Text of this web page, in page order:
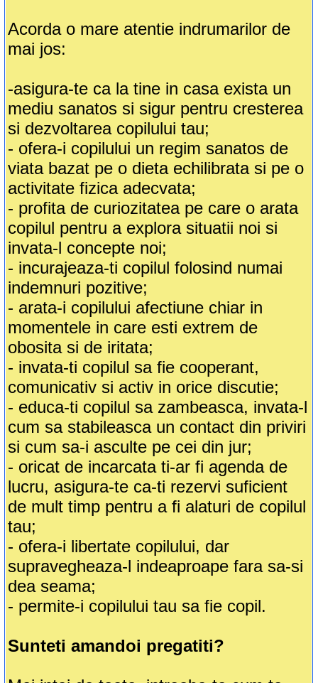
Acorda o mare atentie indrumarilor de
mai jos:
-asigura-te ca la tine in casa exista un
mediu sanatos si sigur pentru cresterea
si dezvoltarea copilului tau;
- ofera-i copilului un regim sanatos de
viata bazat pe o dieta echilibrata si pe o
activitate fizica adecvata;
- profita de curiozitatea pe care o arata
copilul pentru a explora situatii noi si
invata-l concepte noi;
- incurajeaza-ti copilul folosind numai
indemnuri pozitive;
- arata-i copilului afectiune chiar in
momentele in care esti extrem de
obosita si de iritata;
- invata-ti copilul sa fie cooperant,
comunicativ si activ in orice discutie;
- educa-ti copilul sa zambeasca, invata-l
cum sa stabileasca un contact din priviri
si cum sa-i asculte pe cei din jur;
- oricat de incarcata ti-ar fi agenda de
lucru, asigura-te ca-ti rezervi suficient
de mult timp pentru a fi alaturi de copilul
tau;
- ofera-i libertate copilului, dar
supravegheaza-l indeaproape fara sa-si
dea seama;
- permite-i copilului tau sa fie copil.
Sunteti amandoi pregatiti?